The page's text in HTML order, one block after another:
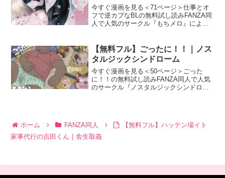
今すぐ漫画を見る＜71ページ＞仕事とオ
フで逆カプなBLの無料試し読みFANZA同
人で人気のサークル『もちメロ』による
仕事とオフで逆カプなBL 画像1仕事とオ
フで逆カプ
【無料フル】ごったに！！｜ノス
タルジックシンドローム
今すぐ漫画を見る＜50ページ＞ごった
に！！の無料試し読みFANZA同人で人気
のサークル『ノスタルジックシンドロー
ホーム FANZA同人
【無料フル】ハッテン場イト
家事代行の吉田くん｜舎生取義